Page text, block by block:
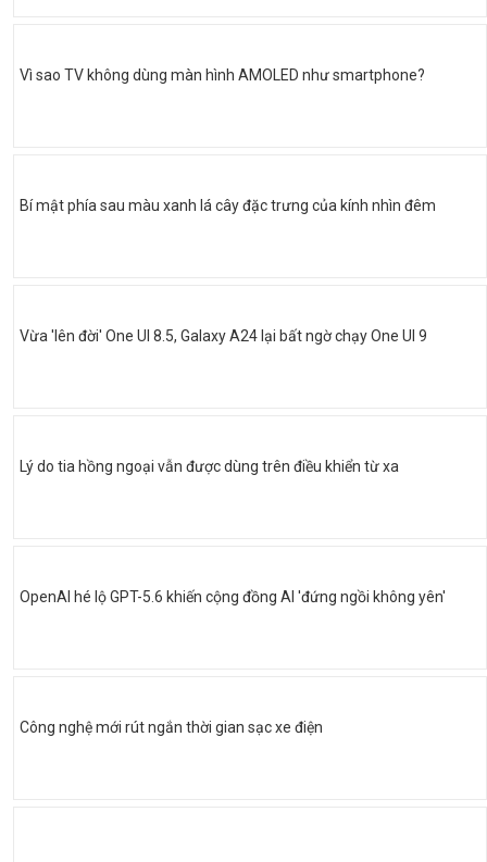
Vì sao TV không dùng màn hình AMOLED như smartphone?
Bí mật phía sau màu xanh lá cây đặc trưng của kính nhìn đêm
Vừa 'lên đời' One UI 8.5, Galaxy A24 lại bất ngờ chạy One UI 9
Lý do tia hồng ngoại vẫn được dùng trên điều khiển từ xa
OpenAI hé lộ GPT-5.6 khiến cộng đồng AI 'đứng ngồi không yên'
Công nghệ mới rút ngắn thời gian sạc xe điện